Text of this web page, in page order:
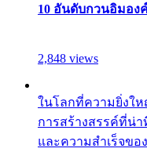
10 อันดับกวนอิมอง
2,848 views
ในโลกที่ความยิ่งใ
การสร้างสรรค์ที่น่
และความสำเร็จข